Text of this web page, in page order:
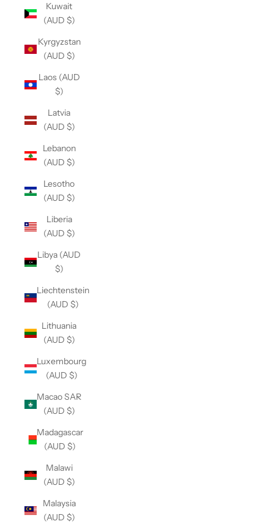
Kuwait
(AUD $)
Kyrgyzstan
(AUD $)
Laos (AUD
$)
Latvia
(AUD $)
Lebanon
(AUD $)
Lesotho
(AUD $)
Liberia
(AUD $)
Libya (AUD
$)
Liechtenstein
(AUD $)
Lithuania
(AUD $)
Luxembourg
(AUD $)
Macao SAR
(AUD $)
Madagascar
(AUD $)
Malawi
(AUD $)
Malaysia
(AUD $)